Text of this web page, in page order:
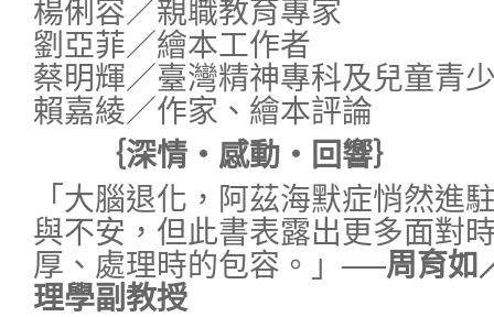
楊俐容／親職教育專家
劉亞菲／繪本工作者
蔡明輝／臺灣精神專科及兒童青
賴嘉綾／作家、繪本評論
｛深情‧感動‧回響｝
「大腦退化，阿茲海默症悄然進
與不安，但此書表露出更多面對
厚、處理時的包容。」 ──周育如
理學副教授